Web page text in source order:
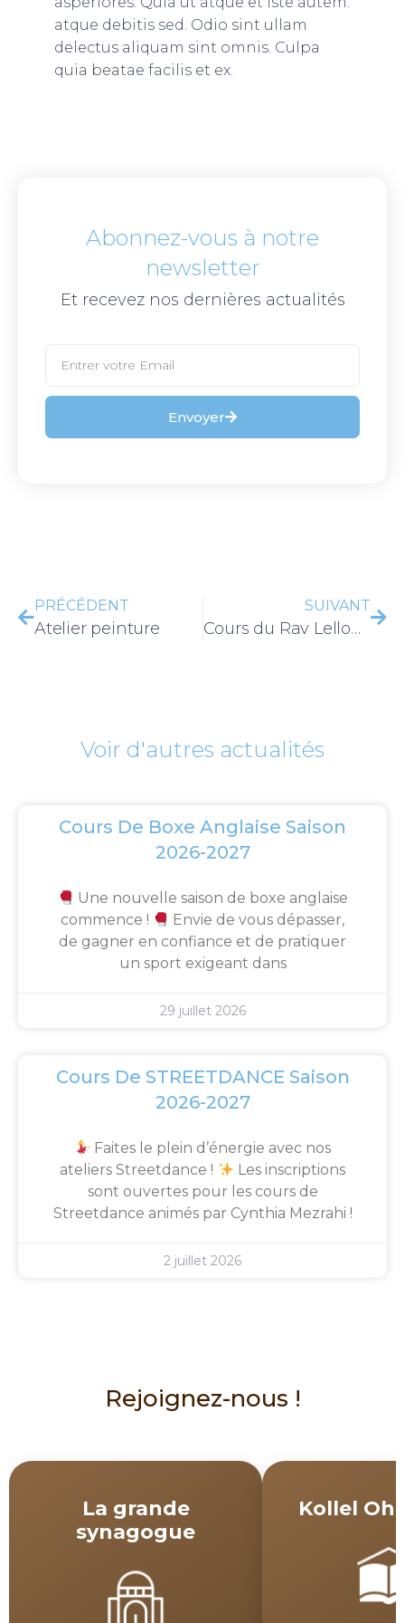
atque debitis sed. Odio sint ullam
delectus aliquam sint omnis. Culpa
quia beatae facilis et ex.
Abonnez-vous à notre
newsletter
Et recevez nos dernières actualités
Envoyer
PRÉCÉDENT
Atelier peinture
SUIVANT
Cours du Rav Lellouche – La simha
Voir d'autres actualités
Cours De Boxe Anglaise Saison
2026-2027
Une nouvelle saison de boxe anglaise
commence !
Envie de vous dépasser,
de gagner en confiance et de pratiquer
un sport exigeant dans
29 juillet 2026
Cours De STREETDANCE Saison
2026-2027
Faites le plein d’énergie avec nos
ateliers Streetdance !
Les inscriptions
sont ouvertes pour les cours de
Streetdance animés par Cynthia Mezrahi !
2 juillet 2026
Rejoignez-nous !
La grande
synagogue
Kollel